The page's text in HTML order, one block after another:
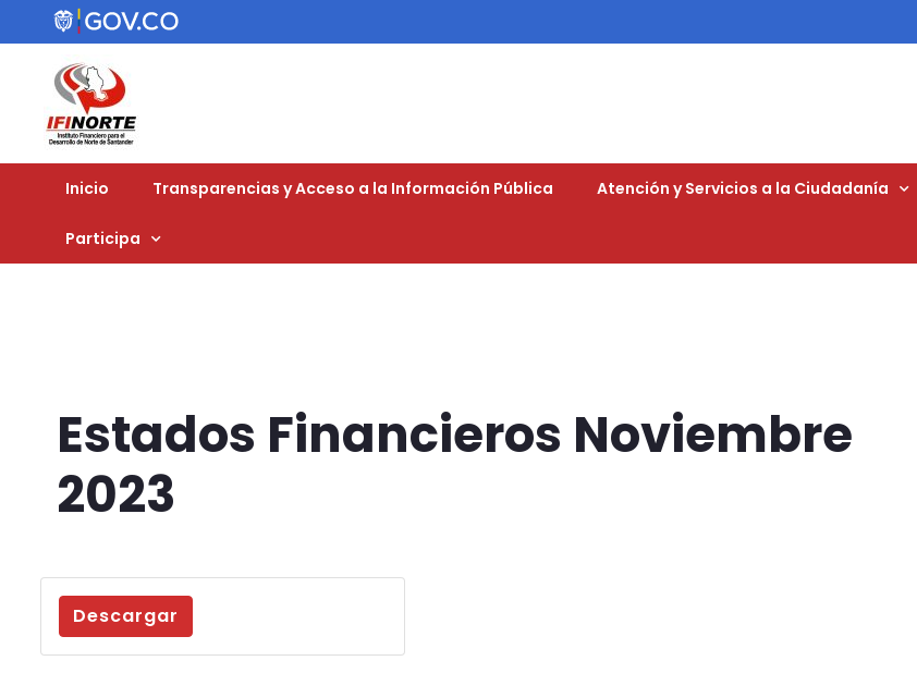
Inicio Transparencias y Acceso a la Información Pública Atención y Servicios a la Ciudadanía
Participa
Estados Financieros Noviembre
2023
Descargar